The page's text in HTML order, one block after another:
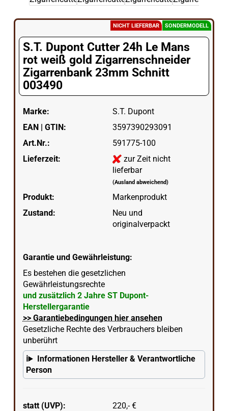
NICHT LIEFERBAR SONDERMODELL
S.T. Dupont Cutter 24h Le Mans
rot weiß gold Zigarrenschneider
Zigarrenbank 23mm Schnitt
003490
Marke:
S.T. Dupont
EAN | GTIN:
3597390293091
Art.Nr.:
591775-100
Lieferzeit:
zur Zeit nicht
lieferbar
(Ausland abweichend)
Produkt:
Markenprodukt
Zustand:
Neu und
originalverpackt
Garantie und Gewährleistung:
Es bestehen die gesetzlichen
Gewährleistungsrechte
und zusätzlich 2 Jahre ST Dupont-
Herstellergarantie
>> Garantiebedingungen hier ansehen
Gesetzliche Rechte des Verbrauchers bleiben
unberührt
Informationen Hersteller & Verantwortliche
Person
statt (UVP): 220,- €